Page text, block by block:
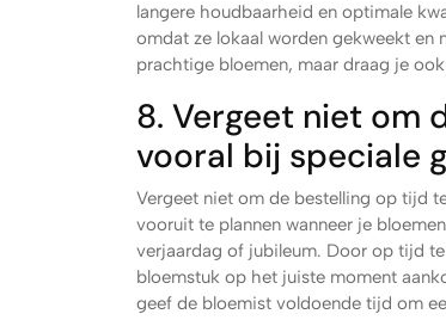
langere houdbaarheid en optimale
omdat ze lokaal worden gekweekt en
prachtige bloemen, maar draag je
8. Vergeet niet om
vooral bij speciale
Vergeet niet om de bestelling op tijd
vooruit te plannen wanneer je
verjaardag of jubileum. Door op tijd
bloemstuk op het juiste moment
geef de bloemist voldoende tijd om